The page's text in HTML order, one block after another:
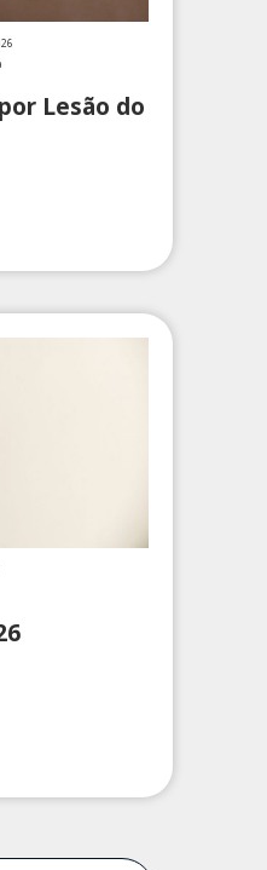
Lesão do